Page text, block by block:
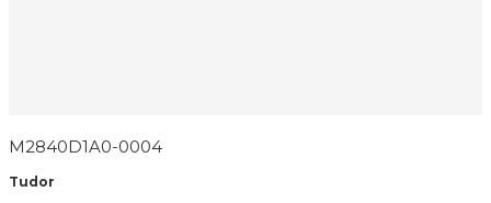
M2840D1A0-0004
Tudor